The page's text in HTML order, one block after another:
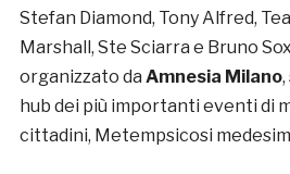
Stefan Diamond, Tony Alfred,
Marshall, Ste Sciarra e Bruno
organizzato da Amnesia Milano
hub dei più importanti eventi di
cittadini, Metempsicosi